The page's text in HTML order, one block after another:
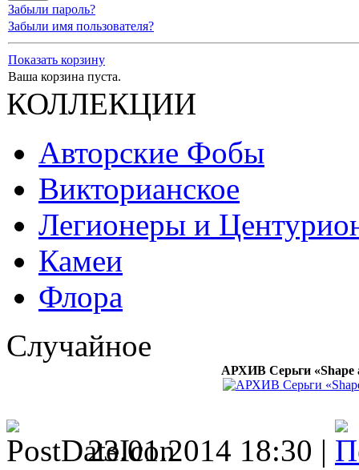
Забыли пароль?
Забыли имя пользователя?
Показать корзину
Ваша корзина пуста.
КОЛЛЕКЦИИ
Авторские Фобы
Викторианское
Легионеры и
Камеи
Флора
Случайное
АРХИВ Серьги «Shape
23.01.2014 18:30 |